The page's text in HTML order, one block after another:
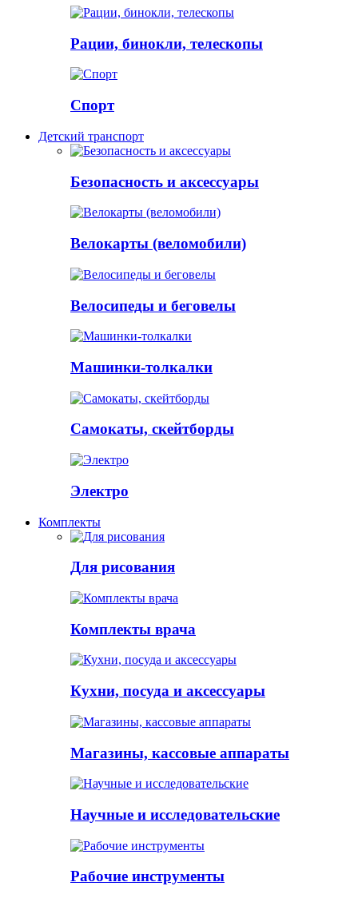
Рации, бинокли, телескопы
Спорт
Детский транспорт
Безопасность и аксессуары
Велокарты (веломобили)
Велосипеды и беговелы
Машинки-толкалки
Самокаты, скейтборды
Электро
Комплекты
Для рисования
Комплекты врача
Кухни, посуда и аксессуары
Магазины, кассовые аппараты
Научные и исследовательские
Рабочие инструменты